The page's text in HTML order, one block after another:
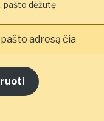
pašto dėžutę